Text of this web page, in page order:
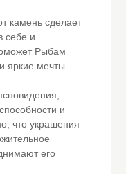
камень сделает
себе и
Рыбам
яркие мечты.
и
что украшения
его